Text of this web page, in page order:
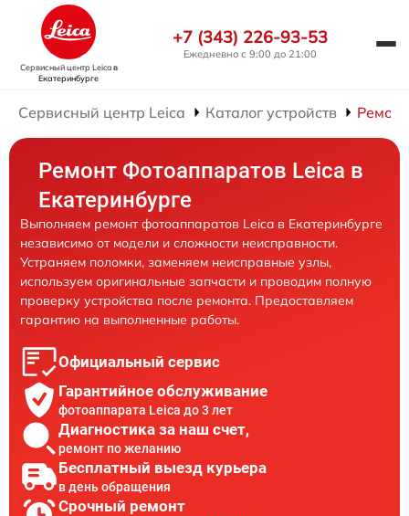
Сервисный центр Leicaв
Екатеринбурге
+7 (343) 226-93-53
Ежедневно с 9:00 до 21:00
Сервисный центр Leica Каталог устройств
Ремонт Фотоаппаратов Leica в
Екатеринбурге
Выполняем ремонт фотоаппаратов Leica в Екатеринбурге
независимо от модели и сложности неисправности.
Устраняем поломки, заменяем неисправные узлы,
используем оригинальные запчасти и проводим полную
проверку устройства после ремонта. Предоставляем
гарантию на выполненные работы.
Официальный сервис
Гарантийное обслуживание
фотоаппарата Leica до 3 лет
Диагностика за наш счет,
ремонт по желанию
Бесплатный выезд курьера
в день обращения
Срочный ремонт